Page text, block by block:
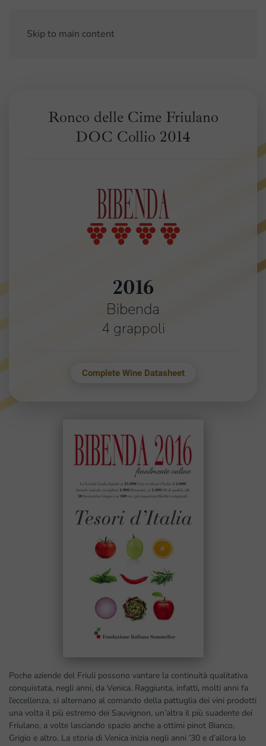
Skip to main content
Ronco delle Cime Friulano
DOC Collio 2014
2016
Bibenda
4 grappoli
Complete Wine Datasheet
Poche aziende del Friuli possono vantare la continuità qualitativa
conquistata, negli anni, da Venica. Raggiunta, infatti, molti anni fa
l’eccellenza, si alternano al comando della pattuglia dei vini prodotti
una volta il più estremo dei Sauvignon, un’altra il più suadente dei
Friulano, a volte lasciando spazio anche a ottimi pinot Bianco,
Grigio e altro. La storia di Venica inizia negli anni ’30 e d’allora lo